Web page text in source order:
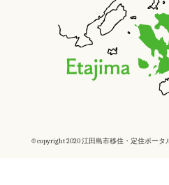
©copyright 2020 江田島市移住・定住ポータ